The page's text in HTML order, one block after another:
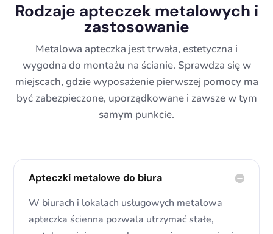
Rodzaje apteczek metalowych i
zastosowanie
Metalowa apteczka jest trwała, estetyczna i
wygodna do montażu na ścianie. Sprawdza się w
miejscach, gdzie wyposażenie pierwszej pomocy ma
być zabezpieczone, uporządkowane i zawsze w tym
samym punkcie.
Apteczki metalowe do biura
W biurach i lokalach usługowych metalowa
apteczka ścienna pozwala utrzymać stałe,